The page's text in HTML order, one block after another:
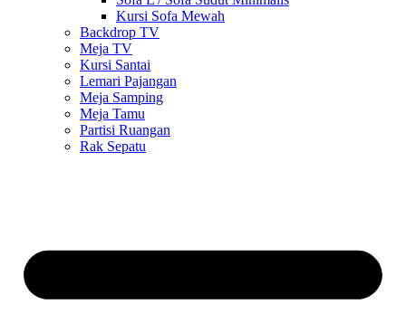
Kursi Sofa Mewah
Backdrop TV
Meja TV
Kursi Santai
Lemari Pajangan
Meja Samping
Meja Tamu
Partisi Ruangan
Rak Sepatu